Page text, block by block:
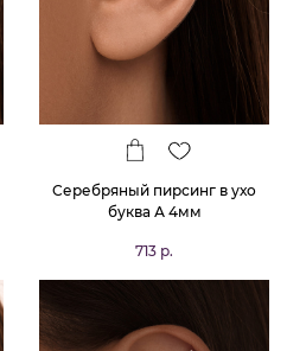
Серебряный пирсинг в ухо
буква А 4мм
713 р.